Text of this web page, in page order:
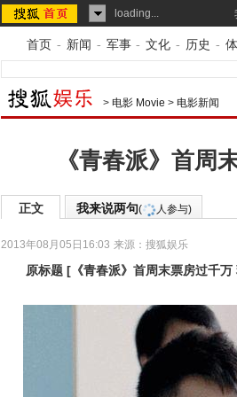
loading...
首页 - 新闻 - 军事 - 文化 - 历史 -
> 电影 Movie > 电影新闻
《青春派》首周
正文 我来说两句( 人参与)
2013年08月05日16:03 来源： 搜狐娱乐
原标题 [ 《青春派》首周末票房过千